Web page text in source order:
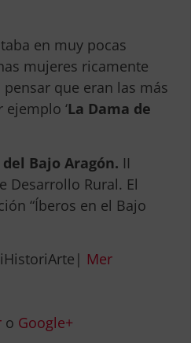
en muy pocas
mujeres ricamente
que eran las más
‘La Dama de
Bajo Aragón. II
Desarrollo Rural. El
“Íberos en el Bajo
Mer
o Google+